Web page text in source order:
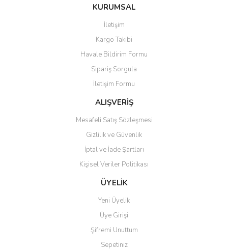
Ürün resmi kalitesiz, bozuk veya görüntülenemiyor.
Ürün açıklamasında eksik bilgiler bulunuyor.
Ürün bilgilerinde hatalar bulunuyor.
Ürün fiyatı diğer sitelerden daha pahalı.
Bu ürüne benzer farklı alternatifler olmalı.
Gönder
KURUMSAL
İletişim
Kargo Takibi
Havale Bildirim Formu
Sipariş Sorgula
İletişim Formu
ALIŞVERİŞ
Mesafeli Satış Sözleşmesi
Gizlilik ve Güvenlik
İptal ve İade Şartları
Kişisel Veriler Politikası
ÜYELİK
Yeni Üyelik
Üye Girişi
Şifremi Unuttum
Sepetiniz